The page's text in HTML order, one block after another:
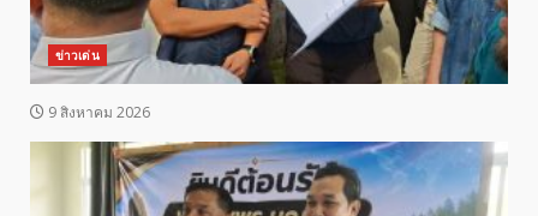
ข่าวเด่น
9 สิงหาคม 2026